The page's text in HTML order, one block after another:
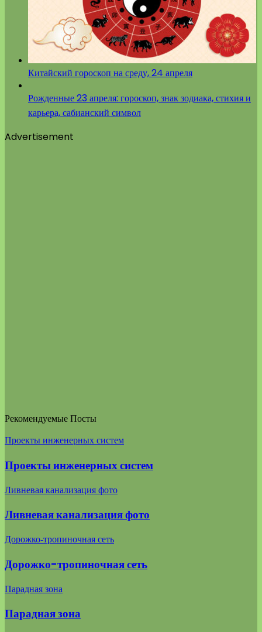
Китайский гороскоп на среду, 24 апреля
Рожденные 23 апреля: гороскоп, знак зодиака, стихия и
карьера, сабианский символ
Advertisement
Рекомендуемые Посты
Проекты инженерных систем
Проекты инженерных систем
Ливневая канализация фото
Ливневая канализация фото
Дорожко-тропиночная сеть
Дорожко-тропиночная сеть
Парадная зона
Парадная зона